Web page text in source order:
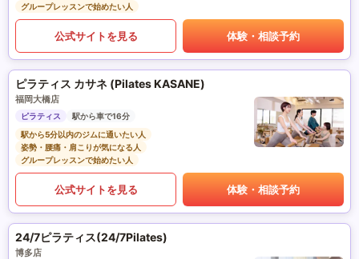
グループレッスンで始めたい人
公式サイトを見る 体験・相談予約
ピラティス カサネ (Pilates KASANE)
福岡大橋店
ピラティス
駅から車で16分
駅から5分以内のジムに通いたい人
姿勢・腰痛・肩こりが気になる人
グループレッスンで始めたい人
公式サイトを見る 体験・相談予約
24/7ピラティス(24/7Pilates)
博多店